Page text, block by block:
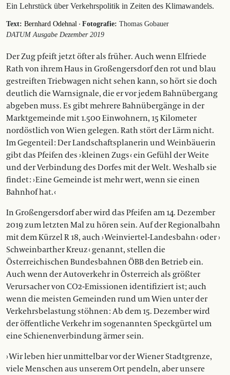
Ein Lehrstück über Verkehrspolitik in Zeiten des Klimawandels.
Text: Bernhard Odehnal · Fotografie: Thomas Gobauer
DATUM Ausgabe Dezember 2019
Der Zug pfeift jetzt öfter als früher. Auch wenn Elfriede
Rath von ihrem Haus in Großengersdorf den rot und blau
gestreiften Triebwagen nicht sehen kann, so hört sie doch
deutlich die Warnsignale, die er vor jedem Bahnübergang
abgeben muss. Es gibt mehrere Bahnübergänge in der
Marktgemeinde mit 1.500 Einwohnern, 15 Kilometer
nordöstlich von Wien gelegen. Rath stört der Lärm nicht.
Im Gegenteil : Der Landschaftsplanerin und Weinbäuerin
gibt das Pfeifen des › kleinen Zugs ‹ ein Gefühl der Weite
und der Verbindung des Dorfes mit der Welt. Weshalb sie
findet : › Eine Gemeinde ist mehr wert, wenn sie einen
Bahnhof hat. ‹
In Großengersdorf aber wird das Pfeifen am 14. Dezember
2019 zum letzten Mal zu hören sein. Auf der Regionalbahn
mit dem Kürzel R 18, auch › Weinviertel-­Landesbahn ‹ oder ›
Schweinbarther Kreuz ‹ genannt, stellen die
Österreichischen Bundesbahnen ÖBB den Betrieb ein.
Auch wenn der Autoverkehr in Österreich als größter
Verursacher von CO2-Emissionen identifiziert ist; auch
wenn die meisten Gemeinden rund um Wien unter der
Verkehrsbelastung stöhnen : Ab dem 15. Dezember wird
der öffentliche Verkehr im sogenannten Speck­gürtel um
eine Schienenverbindung ärmer sein.
› Wir leben hier unmittelbar vor der Wiener Stadtgrenze,
viele Menschen aus unserem Ort pendeln, aber unsere